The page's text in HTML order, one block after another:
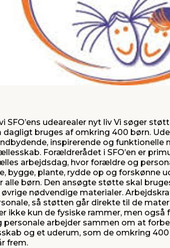
SFO’ens udearealer nyt liv Vi søger
dagligt bruges af omkring 400 børn.
inspirerende og funktionelle
Forældrerådet i SFO’en er
arbejdsdag, hvor forældre og
bygge, plante, rydde op og forskønne
børn. Den ansøgte støtte skal
nødvendige materialer.
så støtten går direkte til de
ikke kun de fysiske rammer, men også
arbejder sammen om at
og et uderum, som de omkring
frem.